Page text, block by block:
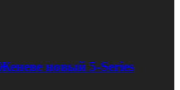
новый 5-Series